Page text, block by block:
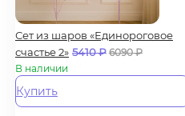
Сет из шаров «Единороговое
счастье 2» 5410₽ 6090₽
В наличии
Купить